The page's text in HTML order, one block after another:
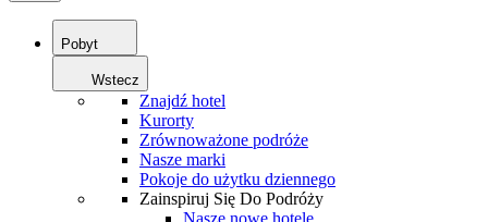
Pobyt
Wstecz
Znajdź hotel
Kurorty
Zrównoważone podróże
Nasze marki
Pokoje do użytku dziennego
Zainspiruj Się Do Podróży
Nasze nowe hotele